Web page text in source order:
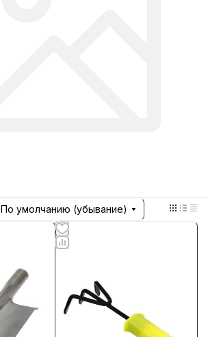
По умолчанию (убывание)